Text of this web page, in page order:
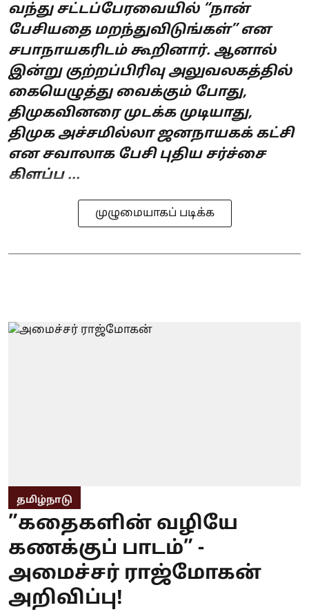
வந்து சட்டப்பேரவையில் “நான்
பேசியதை மறந்துவிடுங்கள்” என
சபாநாயகரிடம் கூறினார். ஆனால்
இன்று குற்றப்பிரிவு அலுவலகத்தில்
கையெழுத்து வைக்கும் போது,
திமுகவினரை முடக்க முடியாது,
திமுக அச்சமில்லா ஜனநாயகக் கட்சி
என சவாலாக பேசி புதிய சர்ச்சை
கிளப்ப ...
முழுமையாகப் படிக்க
தமிழ்நாடு
”கதைகளின் வழியே
கணக்குப் பாடம்” -
அமைச்சர் ராஜ்மோகன்
அறிவிப்பு!